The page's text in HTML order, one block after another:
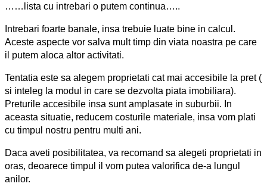
……lista cu intrebari o putem continua…..
Intrebari foarte banale, insa trebuie luate bine in calcul.
Aceste aspecte vor salva mult timp din viata noastra pe care
il putem aloca altor activitati.
Tentatia este sa alegem proprietati cat mai accesibile la pret (
si inteleg la modul in care se dezvolta piata imobiliara).
Preturile accesibile insa sunt amplasate in suburbii. In
aceasta situatie, reducem costurile materiale, insa vom plati
cu timpul nostru pentru multi ani.
Daca aveti posibilitatea, va recomand sa alegeti proprietati in
oras, deoarece timpul il vom putea valorifica de-a lungul
anilor.